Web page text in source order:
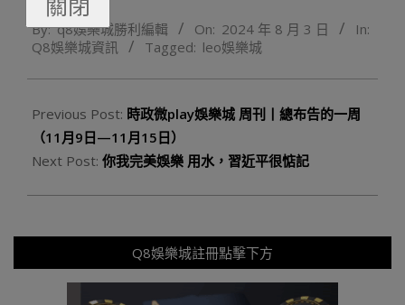
2024-
08-
03
By: q8娛樂城勝利編輯 On: 2024 年 8 月 3 日
In:
Q8娛樂城資訊
Tagged: leo娛樂城
Previous Post: 時政微play娛樂城 周刊丨總布告的一周
（11月9日—11月15日）
Next Post: 你我完美娛樂 用水，習近平很惦記
Q8娛樂城註冊點擊下方